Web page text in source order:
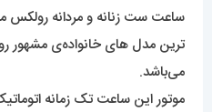
ساعت ست زنانه و مردانه
ترین مدل های خانواده‌ی مشهور
می‌باشد.
موتور این ساعت تک زمانه